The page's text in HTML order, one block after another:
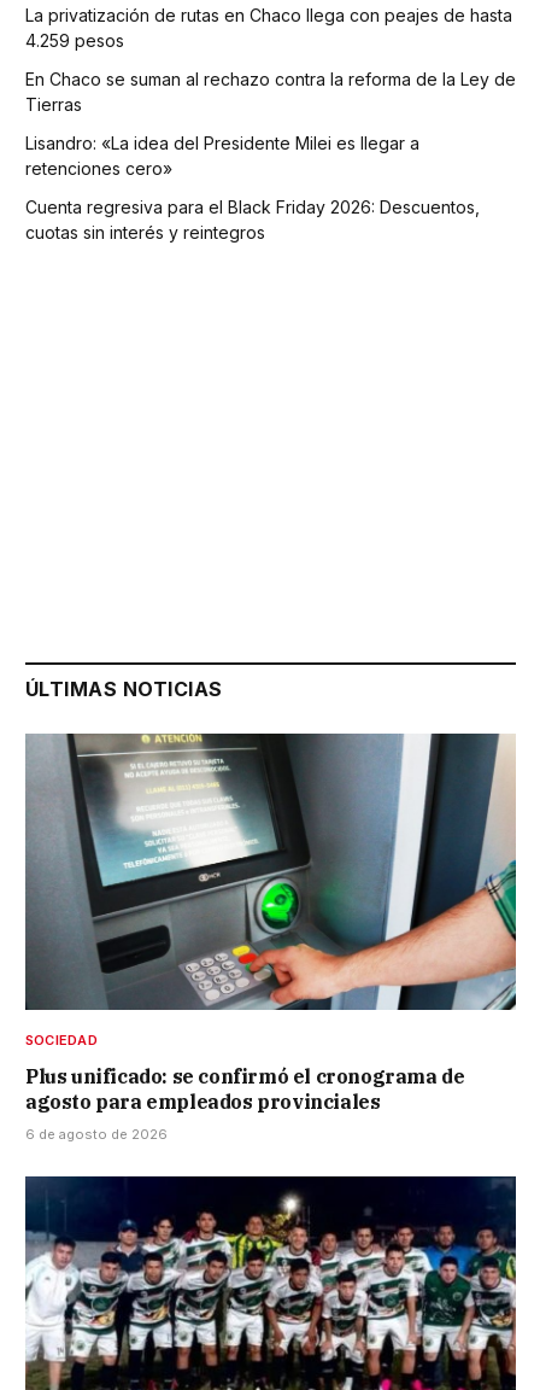
La privatización de rutas en Chaco llega con peajes de hasta
4.259 pesos
En Chaco se suman al rechazo contra la reforma de la Ley de
Tierras
Lisandro: «La idea del Presidente Milei es llegar a
retenciones cero»
Cuenta regresiva para el Black Friday 2026: Descuentos,
cuotas sin interés y reintegros
ÚLTIMAS NOTICIAS
SOCIEDAD
Plus unificado: se confirmó el cronograma de
agosto para empleados provinciales
6 de agosto de 2026